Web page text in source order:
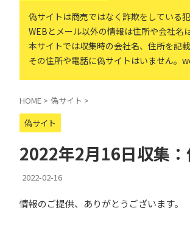
偽サイトは商売ではなく詐欺をしている犯
WEBとメール以外の情報は住所や会社名
本サイトでは収集時の会社名、住所を記載
その住所や電話に偽サイトはいません。
HOME > 偽サイト >
偽サイト
2022年2月16日収集：
2022-02-16
情報のご提供、ありがとうございます。